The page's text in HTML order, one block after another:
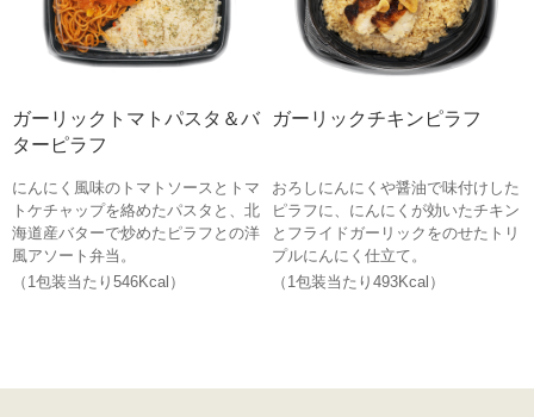
ガーリックトマトパスタ＆バ
ターピラフ
にんにく風味のトマトソースとトマ
トケチャップを絡めたパスタと、北
海道産バターで炒めたピラフとの洋
風アソート弁当。
（1包装当たり546Kcal）
ガーリックチキンピラフ
おろしにんにくや醤油で味付けした
ピラフに、にんにくが効いたチキン
とフライドガーリックをのせたトリ
プルにんにく仕立て。
（1包装当たり493Kcal）